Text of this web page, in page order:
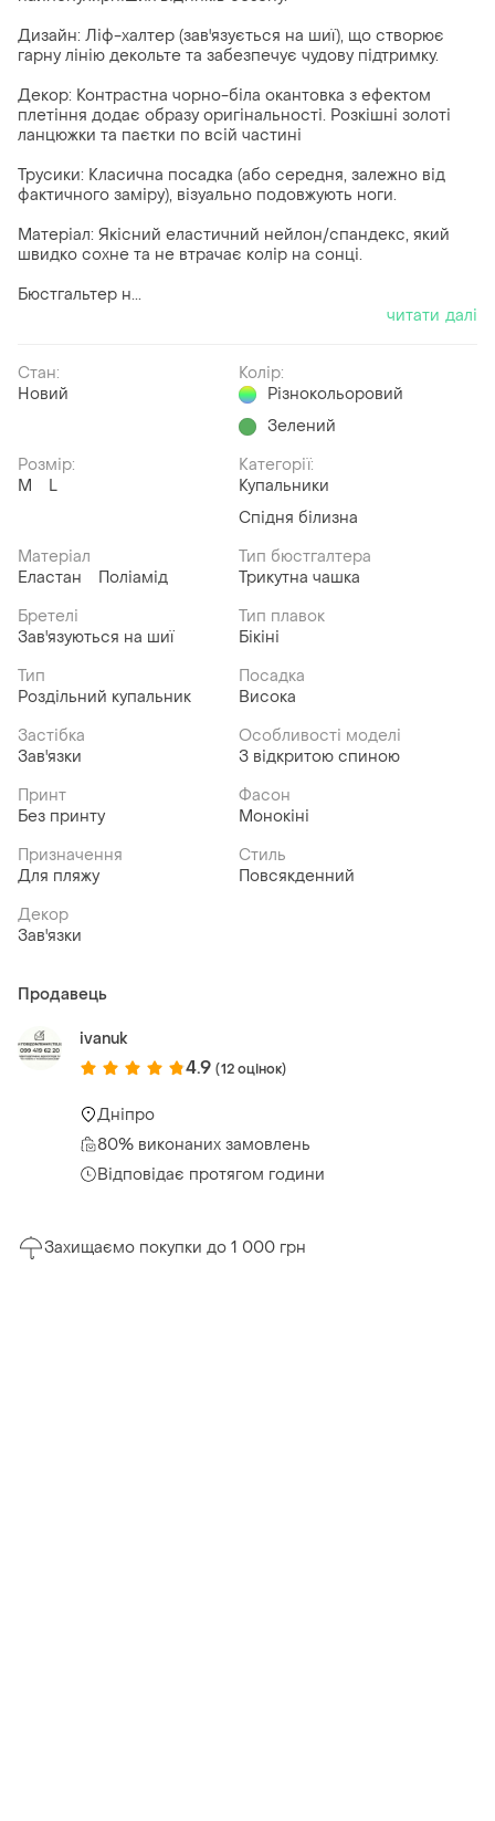
Дизайн: Ліф-халтер (зав'язується на шиї), що створює
гарну лінію декольте та забезпечує чудову підтримку.
Декор: Контрастна чорно-біла окантовка з ефектом
плетіння додає образу оригінальності. Розкішні золоті
ланцюжки та паєтки по всій частині
Трусики: Класична посадка (або середня, залежно від
фактичного заміру), візуально подовжують ноги.
Матеріал: Якісний еластичний нейлон/спандекс, який
швидко сохне та не втрачає колір на сонці.
Бюстгальтер н...
читати далі
Стан:
Новий
Колір:
Різнокольоровий
Зелений
Розмір:
M
L
Категорії:
Купальники
Спідня білизна
Матеріал
Еластан
Поліамід
Тип бюстгалтера
Трикутна чашка
Бретелі
Зав'язуються на шиї
Тип плавок
Бікіні
Тип
Роздільний купальник
Посадка
Висока
Застібка
Зав'язки
Особливості моделі
З відкритою спиною
Принт
Без принту
Фасон
Монокіні
Призначення
Для пляжу
Стиль
Повсякденний
Декор
Зав'язки
Продавець
ivanuk
4.9 (12 оцінок)
Дніпро
80% виконаних замовлень
Відповідає протягом години
Захищаємо покупки до 1 000 грн